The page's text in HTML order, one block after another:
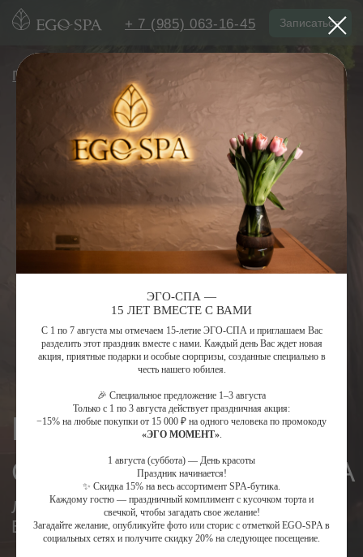
+ 7 (985) 063-16-45
СЕРТИФИКАТЫ EGO-SPA
ПОДАРОЧНЫЕ
ЛУЧШИЙ СПОСОБ ВЫРАЗИТЬ
Выбрать сертификат Купить сертификат в СПА
Главная— Подарочные сертификаты
Удобные форматы
ПОДАРОЧНЫХ СЕРТИФИКАТОВ В СПА
ЭГО-СПА —
15 ЛЕТ ВМЕСТЕ С ВАМИ
С 1 по 7 августа мы отмечаем 15-летие ЭГО-СПА и приглашаем Вас
разделить этот праздник вместе с нами. Каждый день Вас ждет новая
акция, приятные подарки и особые сюрпризы, созданные специально в
честь нашего юбилея.
🎉 Специальное предложение 1–3 августа
Только с 1 по 3 августа действует праздничная акция:
−15% на любые покупки от 15 000 ₽ на одного человека по промокоду
«ЭГО МОМЕНТ».
1 августа (суббота) — День красоты
Праздник начинается!
✨ Скидка 15% на весь ассортимент SPA-бутика.
Каждому гостю — праздничный комплимент с кусочком торта и
свечкой, чтобы загадать свое желание!
Загадайте желание, опубликуйте фото или сторис с отметкой EGO-SPA в
социальных сетях и получите скидку 20% на следующее посещение.